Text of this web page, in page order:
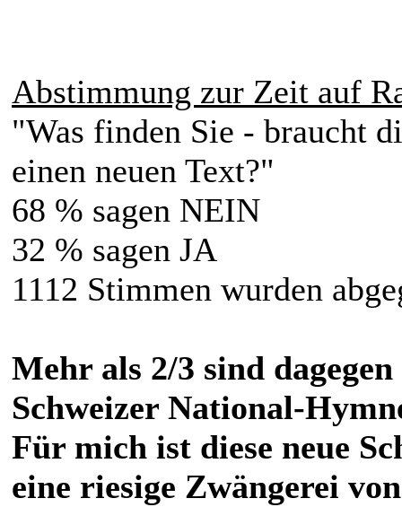
Abstimmung zur Zeit auf
"Was finden Sie - braucht
einen neuen Text?"
68 % sagen NEIN
32 % sagen JA
1112 Stimmen wurden
Mehr als 2/3 sind
Schweizer National-
Für mich ist diese neue
eine riesige Zwängerei